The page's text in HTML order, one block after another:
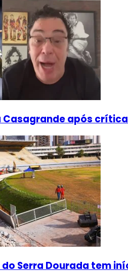
Casagrande após
Serra Dourada tem